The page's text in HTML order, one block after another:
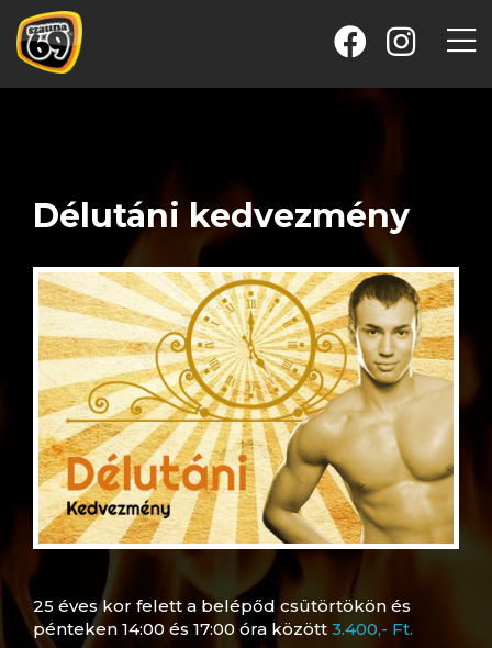
Délutáni kedvezmény
25 éves kor felett a belépőd csütörtökön és
pénteken 14:00 és 17:00 óra között 3.400,- Ft.